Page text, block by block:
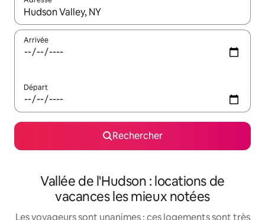
Lorsque les résultats s'affichent, utilisez les flèches vers le
Arrivée
Départ
Rechercher
Vallée de l'Hudson : locations de
vacances les mieux notées
Les voyageurs sont unanimes : ces logements sont très